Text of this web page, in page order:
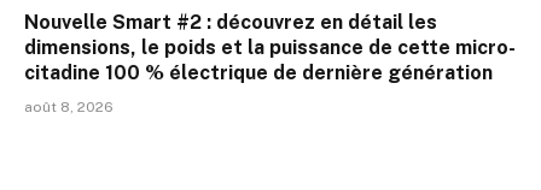
Nouvelle Smart #2 : découvrez en détail les
dimensions, le poids et la puissance de cette micro-
citadine 100 % électrique de dernière génération
août 8, 2026